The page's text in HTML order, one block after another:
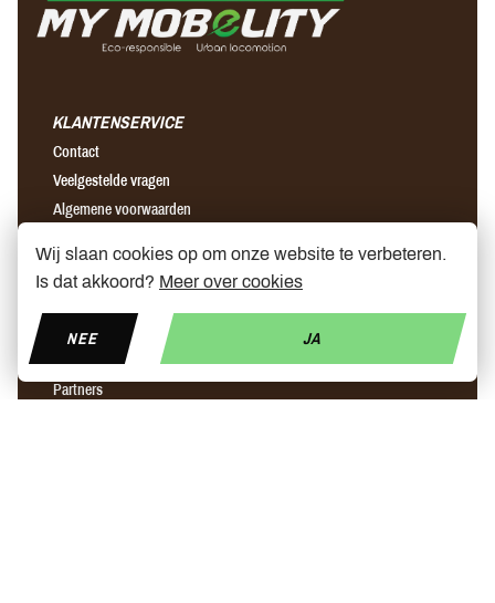
KLANTENSERVICE
Contact
Veelgestelde vragen
Algemene voorwaarden
Ons verhaal
Winkels
Partners
Wij slaan cookies op om onze website te verbeteren.
Is dat akkoord? Meer over cookies
NEE JA